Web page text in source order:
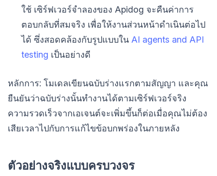
ใช้ เซิร์ฟเวอร์จำลองของ Apidog จะคืนค่าการ
ตอบกลับที่สมจริง เพื่อให้งานส่วนหน้าดำเนินต่อไป
ได้ ซึ่งสอดคล้องกับรูปแบบใน AI agents and API
testing เป็นอย่างดี
หลักการ: โมเดลเขียนฉบับร่างแรกตามสัญญา และคุณ
ยืนยันว่าฉบับร่างนั้นทำงานได้ตามเซิร์ฟเวอร์จริง
ความรวดเร็วจากเอเจนต์จะเพิ่มขึ้นก็ต่อเมื่อคุณไม่ต้อง
เสียเวลาไปกับการแก้ไขข้อบกพร่องในภายหลัง
ตัวอย่างจริงแบบครบวงจร